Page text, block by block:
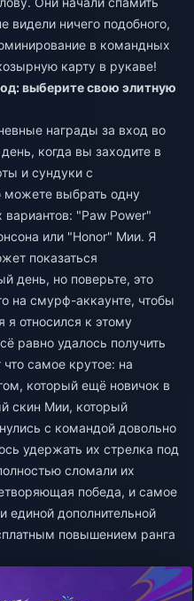
видели ничего подобного,
в командных
карту в рукаве!
выберите свою элитную
награды за вход во
когда вы заходите в
и сундуки с
выбрать одну
вариантов: "Paw Power"
или "Honor" Мии. Я
показаться
день, но поверьте, это
на смурф-аккаунте, чтобы
я относился к этому
равно удалось получить
самое крутое: на
который ещё новичок в
скин Мии, который
с командой довольно
удержать их стрелка под
сломали их
победа, и самое
единой дополнительной
повышением ранга